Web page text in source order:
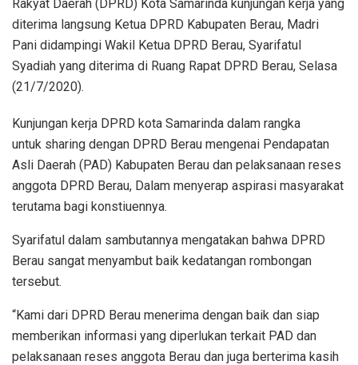
Rakyat Daerah (DPRD) Kota Samarinda kunjungan kerja yang
diterima langsung Ketua DPRD Kabupaten Berau, Madri
Pani didampingi Wakil Ketua DPRD Berau, Syarifatul
Syadiah yang diterima di Ruang Rapat DPRD Berau, Selasa
(21/7/2020).
Kunjungan kerja DPRD kota Samarinda dalam rangka
untuk sharing dengan DPRD Berau mengenai Pendapatan
Asli Daerah (PAD) Kabupaten Berau dan pelaksanaan reses
anggota DPRD Berau, Dalam menyerap aspirasi masyarakat
terutama bagi konstiuennya.
Syarifatul dalam sambutannya mengatakan bahwa DPRD
Berau sangat menyambut baik kedatangan rombongan
tersebut.
“Kami dari DPRD Berau menerima dengan baik dan siap
memberikan informasi yang diperlukan terkait PAD dan
pelaksanaan reses anggota Berau dan juga berterima kasih